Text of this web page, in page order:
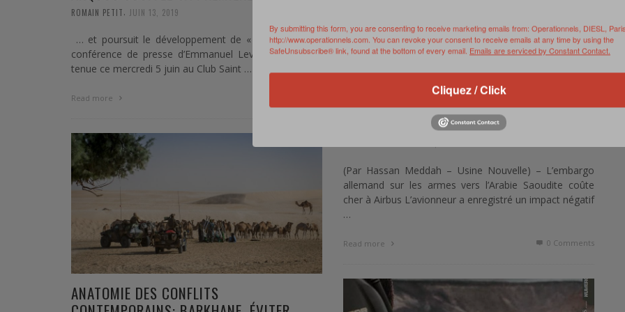
ROMAIN PETIT JUIN 13, 2019
… et poursuit le développement de « Scarabée » La
conférence de presse d’Emmanuel Levacher qui s’est
tenue ce mercredi 5 juin au Club Saint …
Read more
EMBARGO ALLEMAND : UN IMPACT
NÉGATIF DE 190 MILLIONS D’EUROS POUR
(Par Hassan Meddah – Usine Nouvelle) – L’embargo
allemand sur les armes vers l’Arabie Saoudite coûte
cher à Airbus L’avionneur a enregistré un impact négatif
…
Read more 0 Comments
ANATOMIE DES CONFLITS
By submitting this form, you are consenting to receive marketing emails from: Operationnels, DIESL,
http://www.operationnels.com. You can revoke your consent to receive emails at any time by using the
SafeUnsubscribe® link, found at the bottom of every email. Emails are serviced by Constant Contact.
Cliquez / Click